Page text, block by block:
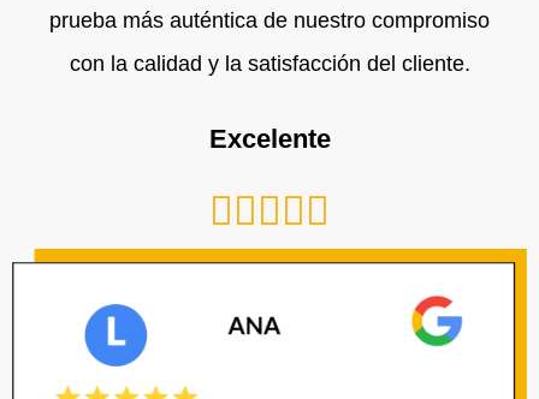
prueba más auténtica de nuestro compromiso
con la calidad y la satisfacción del cliente.
Excelente
